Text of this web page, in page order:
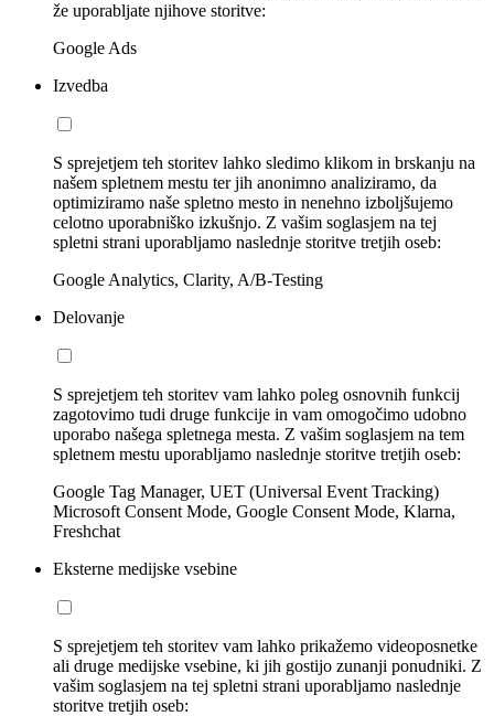
že uporabljate njihove storitve:
Google Ads
Izvedba
S sprejetjem teh storitev lahko sledimo klikom in brskanju na
našem spletnem mestu ter jih anonimno analiziramo, da
optimiziramo naše spletno mesto in nenehno izboljšujemo
celotno uporabniško izkušnjo. Z vašim soglasjem na tej
spletni strani uporabljamo naslednje storitve tretjih oseb:
Google Analytics, Clarity, A/B-Testing
Delovanje
S sprejetjem teh storitev vam lahko poleg osnovnih funkcij
zagotovimo tudi druge funkcije in vam omogočimo udobno
uporabo našega spletnega mesta. Z vašim soglasjem na tem
spletnem mestu uporabljamo naslednje storitve tretjih oseb:
Google Tag Manager, UET (Universal Event Tracking)
Microsoft Consent Mode, Google Consent Mode, Klarna,
Freshchat
Eksterne medijske vsebine
S sprejetjem teh storitev vam lahko prikažemo videoposnetke
ali druge medijske vsebine, ki jih gostijo zunanji ponudniki. Z
vašim soglasjem na tej spletni strani uporabljamo naslednje
storitve tretjih oseb: